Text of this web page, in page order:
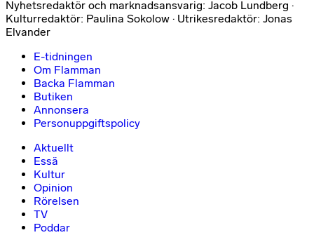
Nyhetsredaktör och marknadsansvarig: Jacob Lundberg ·
Kulturredaktör: Paulina Sokolow · Utrikesredaktör: Jonas
Elvander
E-tidningen
Om Flamman
Backa Flamman
Butiken
Annonsera
Personuppgiftspolicy
Aktuellt
Essä
Kultur
Opinion
Rörelsen
TV
Poddar